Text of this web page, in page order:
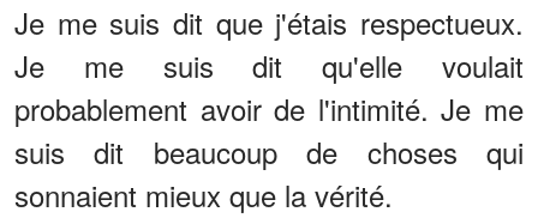
Je me suis dit que j'étais respectueux.
Je me suis dit qu'elle voulait
probablement avoir de l'intimité. Je me
suis dit beaucoup de choses qui
sonnaient mieux que la vérité.